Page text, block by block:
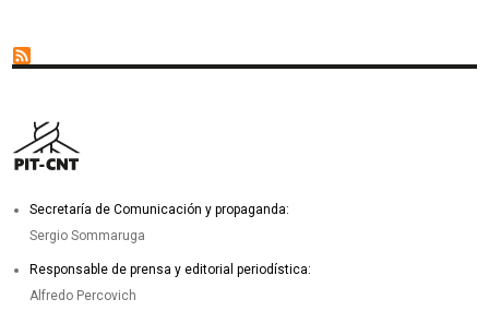
Secretaría de Comunicación y propaganda:
Sergio Sommaruga
Responsable de prensa y editorial periodística:
Alfredo Percovich